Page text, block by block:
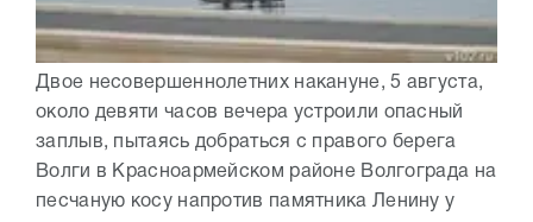
Двое несовершеннолетних накануне, 5 августа,
около девяти часов вечера устроили опасный
заплыв, пытаясь добраться с правого берега
Волги в Красноармейском районе Волгограда на
песчаную косу напротив памятника Ленину у